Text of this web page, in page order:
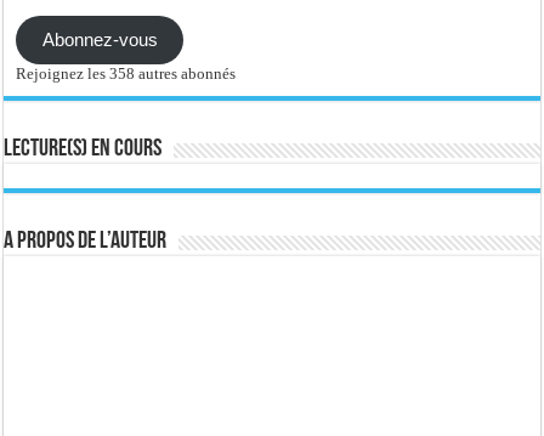
Abonnez-vous
Rejoignez les 358 autres abonnés
Lecture(s) en cours
A propos de l’auteur